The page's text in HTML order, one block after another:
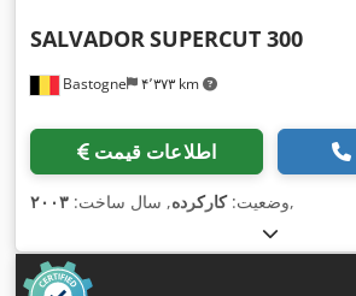
Bastogne ۴٬۳۷۳ km
SALVADORSUPERCUT 300
اطلاعات قیمت
وضعیت:کارکرده, سال ساخت: ۲۰۰۳ ,